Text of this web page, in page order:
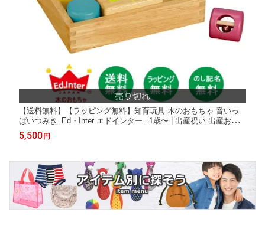
【送料無料】【ラッピング無料】知育玩具 木のおもちゃ 音いっ
ぱいつみき_Ed・Inter エドインター_ 1歳〜 | 出産祝い 出産お祝
い 内祝い 誕生日プレゼント 誕生日祝い おもちゃ ファースト積み
木 男の子 女の子 ベビー 一歳 1歳児 2歳 3歳 子供 ベビーギフト
5,500 円